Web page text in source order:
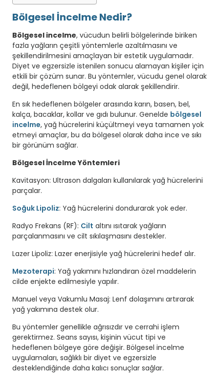
Bölgesel İncelme Nedir?
Bölgesel incelme, vücudun belirli bölgelerinde biriken
fazla yağların çeşitli yöntemlerle azaltılmasını ve
şekillendirilmesini amaçlayan bir estetik uygulamadır.
Diyet ve egzersizle istenilen sonucu alamayan kişiler için
etkili bir çözüm sunar. Bu yöntemler, vücudu genel olarak
değil, hedeflenen bölgeyi odak alarak şekillendirir.
En sık hedeflenen bölgeler arasında karın, basen, bel,
kalça, bacaklar, kollar ve gıdı bulunur. Genelde bölgesel
incelme, yağ hücrelerini küçültmeyi veya tamamen yok
etmeyi amaçlar, bu da bölgesel olarak daha ince ve sıkı
bir görünüm sağlar.
Bölgesel İncelme Yöntemleri
Kavitasyon: Ultrason dalgaları kullanılarak yağ hücrelerini
parçalar.
Soğuk Lipoliz: Yağ hücrelerini dondurarak yok eder.
Radyo Frekans (RF): Cilt altını ısıtarak yağların
parçalanmasını ve cilt sıkılaşmasını destekler.
Lazer Lipoliz: Lazer enerjisiyle yağ hücrelerini hedef alır.
Mezoterapi: Yağ yakımını hızlandıran özel maddelerin
cilde enjekte edilmesiyle yapılır.
Manuel veya Vakumlu Masaj: Lenf dolaşımını artırarak
yağ yakımına destek olur.
Bu yöntemler genellikle ağrısızdır ve cerrahi işlem
gerektirmez. Seans sayısı, kişinin vücut tipi ve
hedeflenen bölgeye göre değişir. Bölgesel incelme
uygulamaları, sağlıklı bir diyet ve egzersizle
desteklendiğinde daha kalıcı sonuçlar sağlar.